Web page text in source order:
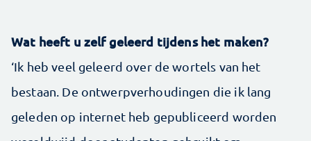
Wat heeft u zelf geleerd tijdens het maken?
‘Ik heb veel geleerd over de wortels van het
bestaan. De ontwerpverhoudingen die ik lang
geleden op internet heb gepubliceerd worden